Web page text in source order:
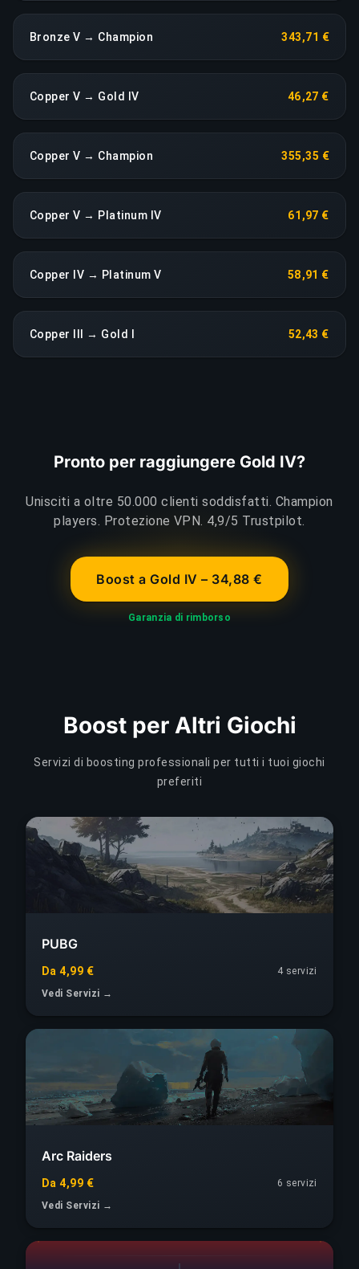
Bronze V → Champion 343,71 €
Copper V → Gold IV 46,27 €
Copper V → Champion 355,35 €
Copper V → Platinum IV 61,97 €
Copper IV → Platinum V 58,91 €
Copper III → Gold I 52,43 €
Pronto per raggiungere Gold IV?
Unisciti a oltre 50.000 clienti soddisfatti. Champion
players. Protezione VPN. 4,9/5 Trustpilot.
Boost a Gold IV – 34,88 €
Garanzia di rimborso
Boost per Altri Giochi
Servizi di boosting professionali per tutti i tuoi giochi
preferiti
PUBG
Da 4,99 €
4 servizi
Vedi Servizi →
Arc Raiders
Da 4,99 €
6 servizi
Vedi Servizi →